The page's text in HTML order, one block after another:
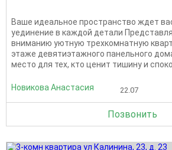
Ваше идеальное пространство ждет
уединение в каждой детали
вниманию уютную трехкомнатную
этаже девятиэтажного панельного
место для тех, кто ценит тишину и
Новикова Анастасия 22.07
Позвонить